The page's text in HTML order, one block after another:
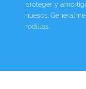
proteger y
huesos.
rodillas.